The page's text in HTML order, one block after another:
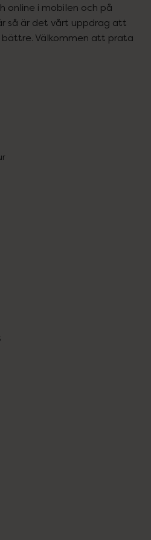
online i mobilen och på
så är det vårt uppdrag att
Välkommen att prata